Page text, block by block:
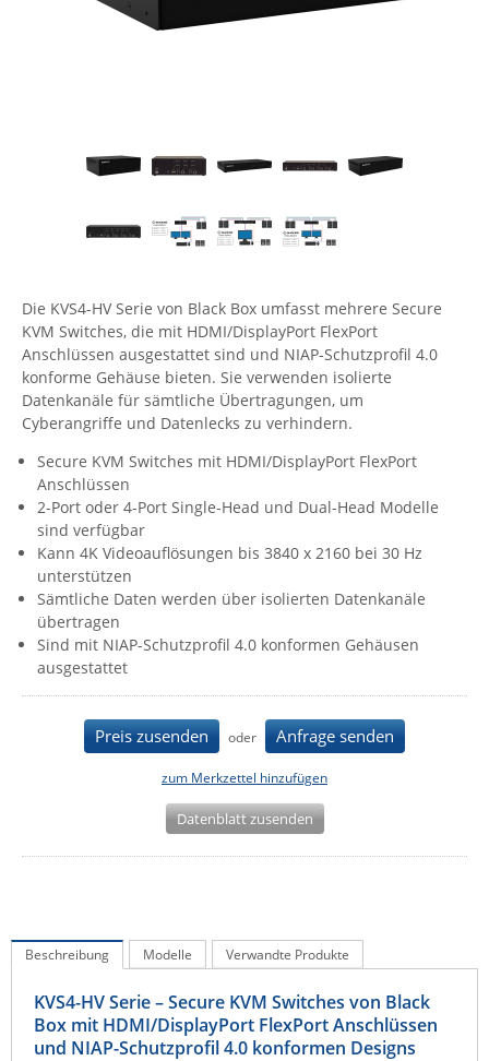
Energiemessung
Energieverteilung
Wi-Fi - WLAN - Wireless
IT Netzwerktechnik / Kommunikation
Serverräume
RMA / Rücksendung / Support
Comet System
Enginko - mcf88
Gefen
Gude
Guntermann & Drunck
High Sec Labs
Icron
IEC Lock
Ihse
Kerlink
Kramer Electronics
KVM TEC
Legrand
LigoWave
Milesight
Panorama Antennas
Power Kingdom
Raritan
Riello UPS
Die KVS4-HV Serie von Black Box umfasst mehrere Secure
KVM Switches, die mit HDMI/DisplayPort FlexPort
Anschlüssen ausgestattet sind und NIAP-Schutzprofil 4.0
konforme Gehäuse bieten. Sie verwenden isolierte
Datenkanäle für sämtliche Übertragungen, um
Cyberangriffe und Datenlecks zu verhindern.
Secure KVM Switches mit HDMI/DisplayPort FlexPort
Anschlüssen
2-Port oder 4-Port Single-Head und Dual-Head Modelle
sind verfügbar
Kann 4K Videoauflösungen bis 3840 x 2160 bei 30 Hz
unterstützen
Sämtliche Daten werden über isolierten Datenkanäle
übertragen
Sind mit NIAP-Schutzprofil 4.0 konformen Gehäusen
ausgestattet
Preis zusenden oder Anfrage senden
zum Merkzettel hinzufügen
Datenblatt zusenden
Beschreibung Modelle Verwandte Produkte
KVS4-HV Serie – Secure KVM Switches von Black
Box mit HDMI/DisplayPort FlexPort Anschlüssen
und NIAP-Schutzprofil 4.0 konformen Designs